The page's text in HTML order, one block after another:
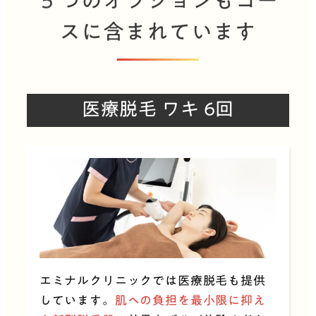
スに含まれています
医療脱毛 ワキ 6回
エミナルクリニックでは 医療脱毛も提供
しています。 肌への負担を最小限に抑え